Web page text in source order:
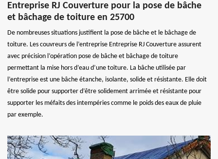
Entreprise RJ Couverture pour la pose de bâche
et bâchage de toiture en 25700
De nombreuses situations justifient la pose de bâche et le bâchage de
toiture. Les couvreurs de l’entreprise Entreprise RJ Couverture assurent
avec précision l’opération pose de bâche et bâchage de toiture
permettant la mise hors d’eau d’une toiture. La bâche utilisée par
l’entreprise est une bâche étanche, isolante, solide et résistante. Elle doit
être solide pour supporter d’être solidement arrimée et résistante pour
supporter les méfaits des intempéries comme le poids des eaux de pluie
par exemple.